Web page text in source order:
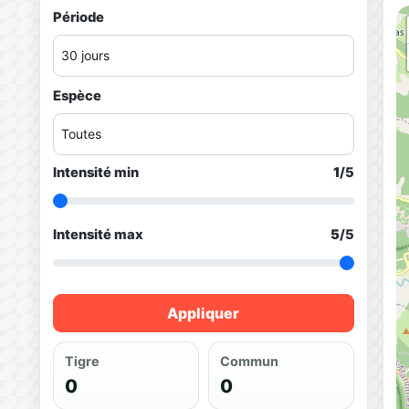
Période
Espèce
Intensité min 1/5
Intensité max 5/5
Appliquer
Tigre
0
Commun
0